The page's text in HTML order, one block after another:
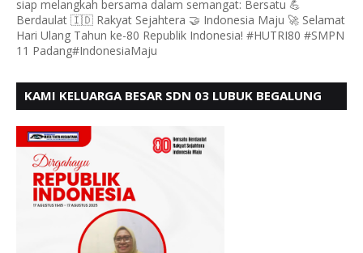
siap melangkah bersama dalam semangat: Bersatu 💪
Berdaulat 🇮🇩 Rakyat Sejahtera 🤝 Indonesia Maju 🚀 Selamat
Hari Ulang Tahun ke-80 Republik Indonesia! #HUTRI80 #SMPN
11 Padang#IndonesiaMaju
KAMI KELUARGA BESAR SDN 03 LUBUK BEGALUNG